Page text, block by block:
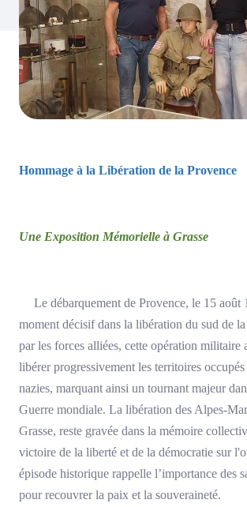
Hommage à la Libération de la Provence
Une Exposition Mémorielle à Grasse
Le débarquement de Provence, le 15 août
moment décisif dans la libération du sud de
par les forces alliées, cette opération militaire
libérer progressivement les territoires
nazies, marquant ainsi un tournant majeur
Guerre mondiale. La libération des Alpes-
Grasse, reste gravée dans la mémoire
victoire de la liberté et de la démocratie sur
épisode historique rappelle l’importance des
pour recouvrer la paix et la souveraineté.